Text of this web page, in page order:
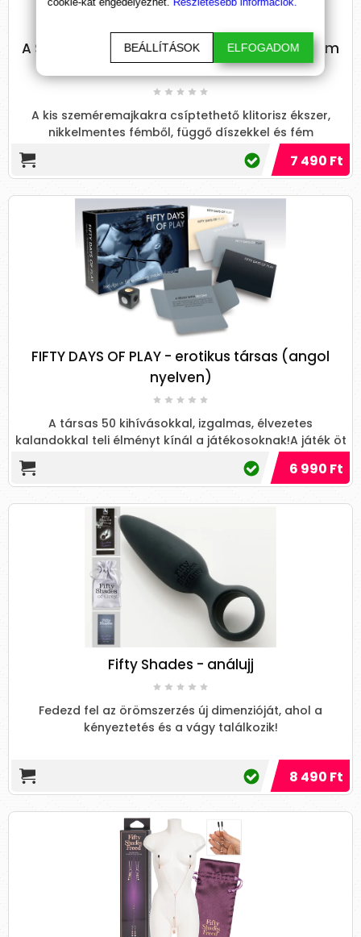
A Sötét Ötven árnyalata - Just sensation fém
csiklódísz
A kis szeméremajkakra csíptethető klitorisz ékszer,
nikkelmentes fémből, függő díszekkel és fém
7 490 Ft
FIFTY DAYS OF PLAY - erotikus társas (angol
nyelven)
A társas 50 kihívásokkal, izgalmas, élvezetes
kalandokkal teli élményt kínál a játékosoknak!A játék öt
6 990 Ft
Fifty Shades - análujj
Fedezd fel az örömszerzés új dimenzióját, ahol a
kényeztetés és a vágy találkozik!
8 490 Ft
BEÁLLÍTÁSOK ELFOGADOM